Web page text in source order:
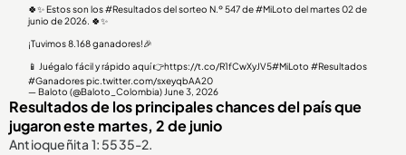
🍀✨ Estos son los#Resultadosdel sorteo N.º 547 de#MiLoto del martes 02 de
junio de 2026. 🍀✨
¡Tuvimos 8.168 ganadores!🎉
📱 Juégalo fácil y rápido aquí 👉https://t.co/R1fCwXyJV5#MiLoto #Resultados
#Ganadores pic.twitter.com/sxeyqbAA20
— Baloto (@Baloto_Colombia) June 3, 2026
Resultados de los principales chances del país que
jugaron este martes, 2 de junio
Antioqueñita 1: 5535-2.